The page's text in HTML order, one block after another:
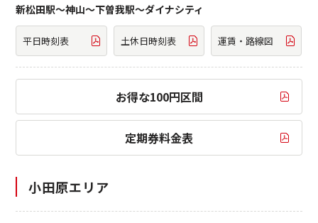
新松田駅～神山～下曽我駅～ダイナシティ
平日時刻表 土休日時刻表 運賃・路線図
お得な100円区間
定期券料金表
小田原エリア